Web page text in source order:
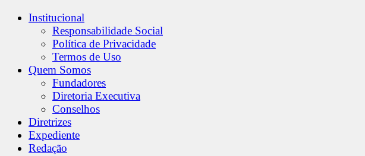
Institucional
Responsabilidade Social
Política de Privacidade
Termos de Uso
Quem Somos
Fundadores
Diretoria Executiva
Conselhos
Diretrizes
Expediente
Redação